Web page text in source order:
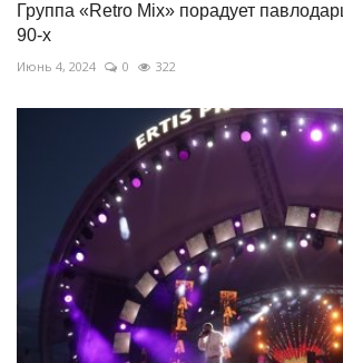
Группа «Retro Mix» порадует
90-х
Июнь 4, 2024 0 322